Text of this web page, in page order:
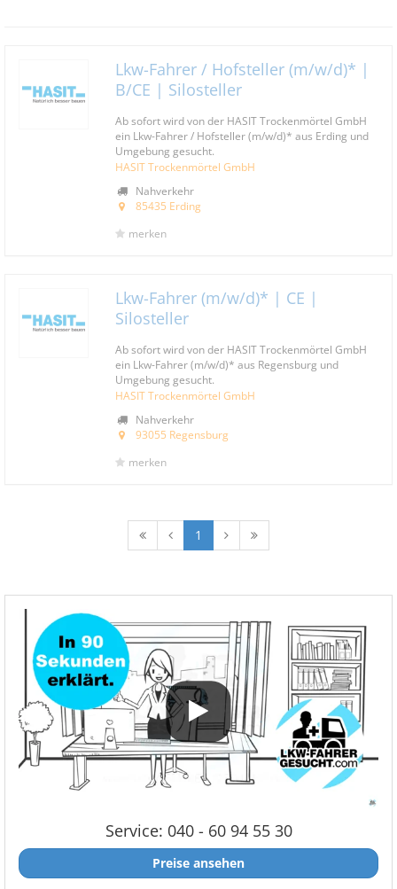
Lkw-Fahrer / Hofsteller (m/w/d)* |
B/CE | Silosteller
Ab sofort wird von der HASIT Trockenmörtel GmbH
ein Lkw-Fahrer / Hofsteller (m/w/d)* aus Erding und
Umgebung gesucht.
HASIT Trockenmörtel GmbH
Nahverkehr
85435 Erding
merken
Lkw-Fahrer (m/w/d)* | CE |
Silosteller
Ab sofort wird von der HASIT Trockenmörtel GmbH
ein Lkw-Fahrer (m/w/d)* aus Regensburg und
Umgebung gesucht.
HASIT Trockenmörtel GmbH
Nahverkehr
93055 Regensburg
merken
1
Service: 040 - 60 94 55 30
Preise ansehen